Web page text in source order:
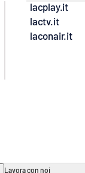
lacplay.it
lactv.it
laconair.it
Lavora con noi